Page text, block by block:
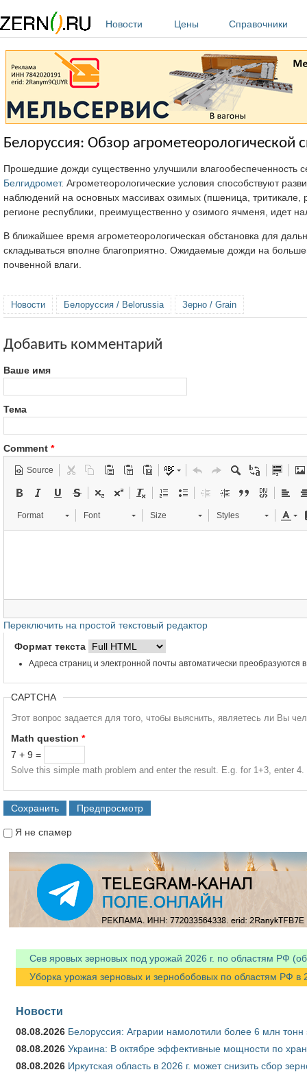
Новости
Цены Справочники
Белоруссия: Обзор агрометеорологической
Прошедшие дожди существенно улучшили влагообеспеченность
Белгидромет. Агрометеорологические условия способствуют
наблюдений на основных массивах озимых (пшеница, тритикале,
регионе республики, преимущественно у озимого ячменя, идет
В ближайшее время агрометеорологическая обстановка для
складываться вполне благоприятно. Ожидаемые дожди на
почвенной влаги.
Новости Белоруссия / Belorussia Зерно / Grain
Добавить комментарий
Ваше имя
Тема
Comment *
Source
Format Font Size Styles
Переключить на простой текстовый редактор
Формат текста
Адреса страниц и электронной почты автоматически преобразуются
CAPTCHA
Этот вопрос задается для того, чтобы выяснить, являетесь ли Вы
Math question *
7 + 9 =
Solve this simple math problem and enter the result. E.g. for 1+3, enter 4.
Я не спамер
Сев яровых зерновых под урожай 2026 г. по областям РФ
Уборка урожая зерновых и зернобобовых по областям РФ в
Новости
08.08.2026 Белоруссия: Аграрии намолотили более 6 млн тонн
08.08.2026 Украина: В октябре эффективные мощности по
08.08.2026 Иркутская область в 2026 г. может снизить сбор